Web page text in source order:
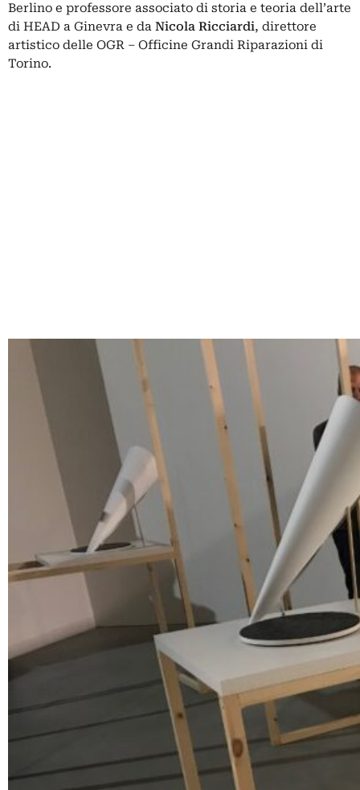
Berlino e professore associato di storia e teoria dell’arte
di HEAD a Ginevra e da Nicola Ricciardi, direttore
artistico delle OGR – Officine Grandi Riparazioni di
Torino.